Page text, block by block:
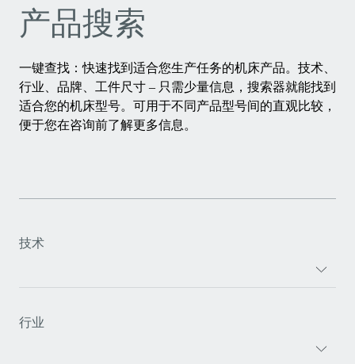
产品搜索
一键查找：快速找到适合您生产任务的机床产品。技术、
行业、品牌、工件尺寸 – 只需少量信息，搜索器就能找到
适合您的机床型号。可用于不同产品型号间的直观比较，
便于您在咨询前了解更多信息。
技术
行业